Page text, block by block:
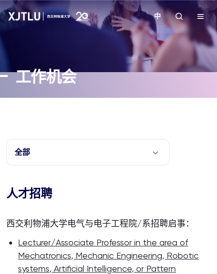
招生
学院
校园生活
关于我们
中
工作机会
全部
人才招聘
西交利物浦大学电气与电子工程院/系招聘启事：
Lecturer/Associate Professor in the area of
Mechatronics, Mechanic Engineering, Robotic
systems, Artificial Intelligence, or Pattern